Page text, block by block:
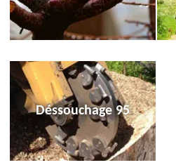
Déssouchage 95